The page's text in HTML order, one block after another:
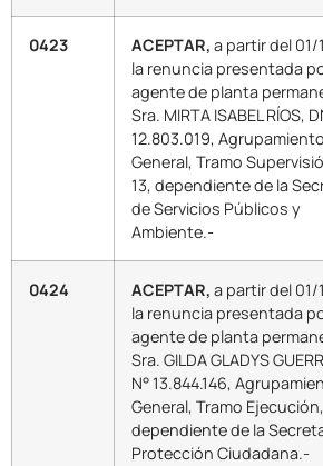
0423 ACEPTAR, a partir del 01/
la renuncia presentada
agente de planta
Sra. MIRTA ISABEL RÍOS,
12.803.019, Agrupamiento
General, Tramo
13, dependiente de la
de Servicios Públicos y
Ambiente.-
0424 ACEPTAR, a partir del 01/
la renuncia presentada
agente de planta
Sra. GILDA GLADYS
N° 13.844.146,
General, Tramo Ejecución,
dependiente de la
Protección Ciudadana.-